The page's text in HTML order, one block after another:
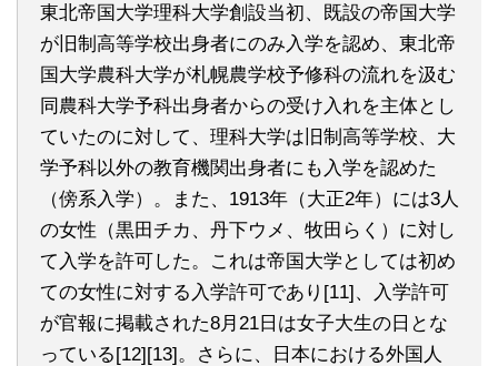
東北帝国大学理科大学創設当初、既設の帝国大学
が旧制高等学校出身者にのみ入学を認め、東北帝
国大学農科大学が札幌農学校予修科の流れを汲む
同農科大学予科出身者からの受け入れを主体とし
ていたのに対して、理科大学は旧制高等学校、大
学予科以外の教育機関出身者にも入学を認めた
（傍系入学）。また、1913年（大正2年）には3人
の女性（黒田チカ、丹下ウメ、牧田らく）に対し
て入学を許可した。これは帝国大学としては初め
ての女性に対する入学許可であり[11]、入学許可
が官報に掲載された8月21日は女子大生の日とな
っている[12][13]。さらに、日本における外国人